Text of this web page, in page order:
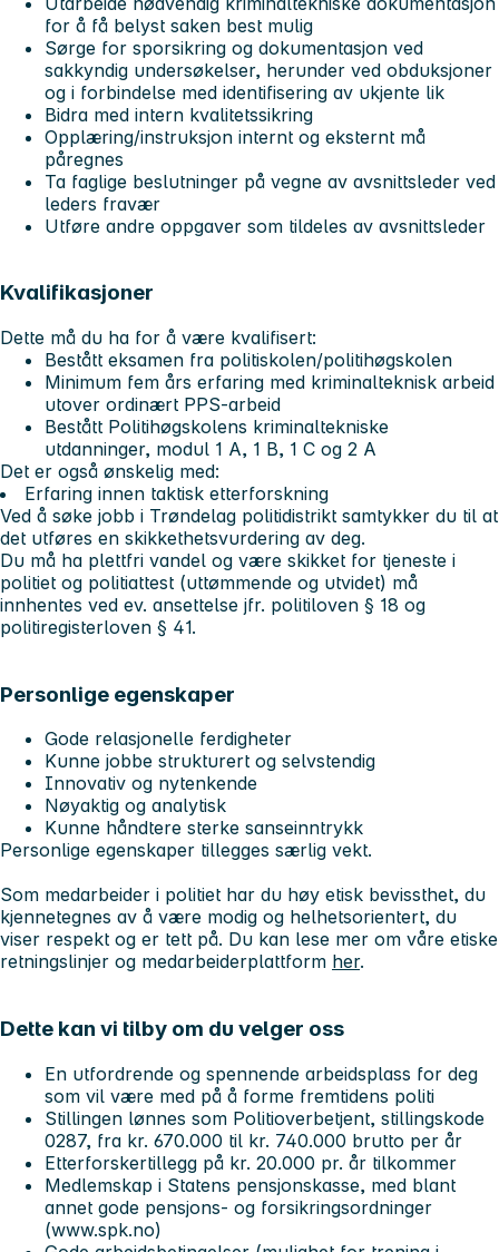
for å få belyst saken best mulig
Sørge for sporsikring og dokumentasjon ved
sakkyndig undersøkelser, herunder ved obduksjoner
og i forbindelse med identifisering av ukjente lik
Bidra med intern kvalitetssikring
Opplæring/instruksjon internt og eksternt må
påregnes
Ta faglige beslutninger på vegne av avsnittsleder ved
leders fravær
Utføre andre oppgaver som tildeles av avsnittsleder
Kvalifikasjoner
Dette må du ha for å være kvalifisert:
Bestått eksamen fra politiskolen/politihøgskolen
Minimum fem års erfaring med kriminalteknisk arbeid
utover ordinært PPS-arbeid
Bestått Politihøgskolens kriminaltekniske
utdanninger, modul 1 A, 1 B, 1 C og 2 A
Det er også ønskelig med:
Erfaring innen taktisk etterforskning
Ved å søke jobb i Trøndelag politidistrikt samtykker du til at
det utføres en skikkethetsvurdering av deg.
Du må ha plettfri vandel og være skikket for tjeneste i
politiet og politiattest (uttømmende og utvidet) må
innhentes ved ev. ansettelse jfr. politiloven § 18 og
politiregisterloven § 41.
Personlige egenskaper
Gode relasjonelle ferdigheter
Kunne jobbe strukturert og selvstendig
Innovativ og nytenkende
Nøyaktig og analytisk
Kunne håndtere sterke sanseinntrykk
Personlige egenskaper tillegges særlig vekt.
Som medarbeider i politiet har du høy etisk bevissthet, du
kjennetegnes av å være modig og helhetsorientert, du
viser respekt og er tett på. Du kan lese mer om våre etiske
retningslinjer og medarbeiderplattform her.
Dette kan vi tilby om du velger oss
En utfordrende og spennende arbeidsplass for deg
som vil være med på å forme fremtidens politi
Stillingen lønnes som Politioverbetjent, stillingskode
0287, fra kr. 670.000 til kr. 740.000 brutto per år
Etterforskertillegg på kr. 20.000 pr. år tilkommer
Medlemskap i Statens pensjonskasse, med blant
annet gode pensjons- og forsikringsordninger
(www.spk.no)